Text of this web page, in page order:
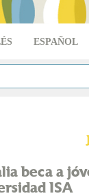
ESPAÑOL
beca a
ISA